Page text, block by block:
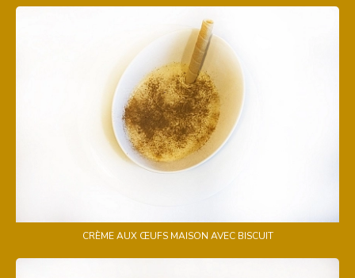
CRÈME AUX ŒUFS MAISON AVEC BISCUIT